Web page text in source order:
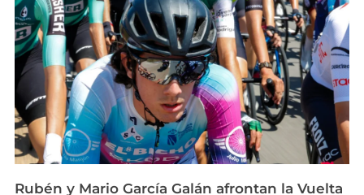
Rubén y Mario García Galán afrontan la Vuelta